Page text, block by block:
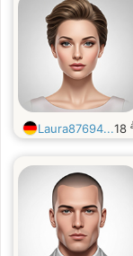
Laura87694...18